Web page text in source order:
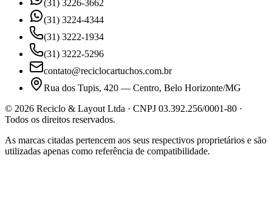
(31) 3226-3662
(31) 3224-4344
(31) 3222-1934
(31) 3222-5296
contato@reciclocartuchos.com.br
Rua dos Tupis, 420 — Centro, Belo Horizonte/MG
© 2026 Reciclo & Layout Ltda · CNPJ 03.392.256/0001-80 ·
Todos os direitos reservados.
As marcas citadas pertencem aos seus respectivos proprietários e são
utilizadas apenas como referência de compatibilidade.